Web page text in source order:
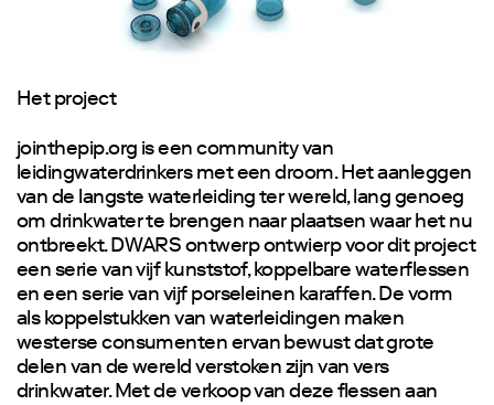
Het project
jointhepip.org is een community van
leidingwaterdrinkers met een droom. Het aanleggen
van de langste waterleiding ter wereld, lang genoeg
om drinkwater te brengen naar plaatsen waar het nu
ontbreekt. DWARS ontwerp ontwierp voor dit project
een serie van vijf kunststof, koppelbare waterflessen
en een serie van vijf porseleinen karaffen. De vorm
als koppelstukken van waterleidingen maken
westerse consumenten ervan bewust dat grote
delen van de wereld verstoken zijn van vers
drinkwater. Met de verkoop van deze flessen aan